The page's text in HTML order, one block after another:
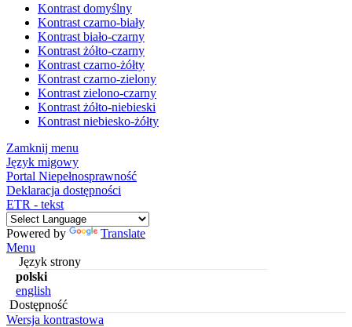
Kontrast domyślny
Kontrast czarno-biały
Kontrast biało-czarny
Kontrast żółto-czarny
Kontrast czarno-żółty
Kontrast czarno-zielony
Kontrast zielono-czarny
Kontrast żółto-niebieski
Kontrast niebiesko-żółty
Zamknij menu
Język migowy
Portal Niepełnosprawność
Deklaracja dostępności
ETR - tekst
Powered by
Translate
Menu
Język strony
polski
english
Dostępność
Wersja kontrastowa